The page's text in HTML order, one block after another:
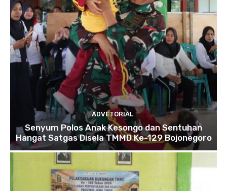
ADVETORIAL
Senyum Polos Anak Kesongo dan Sentuhan
Hangat Satgas Disela TMMD Ke-129 Bojonegoro